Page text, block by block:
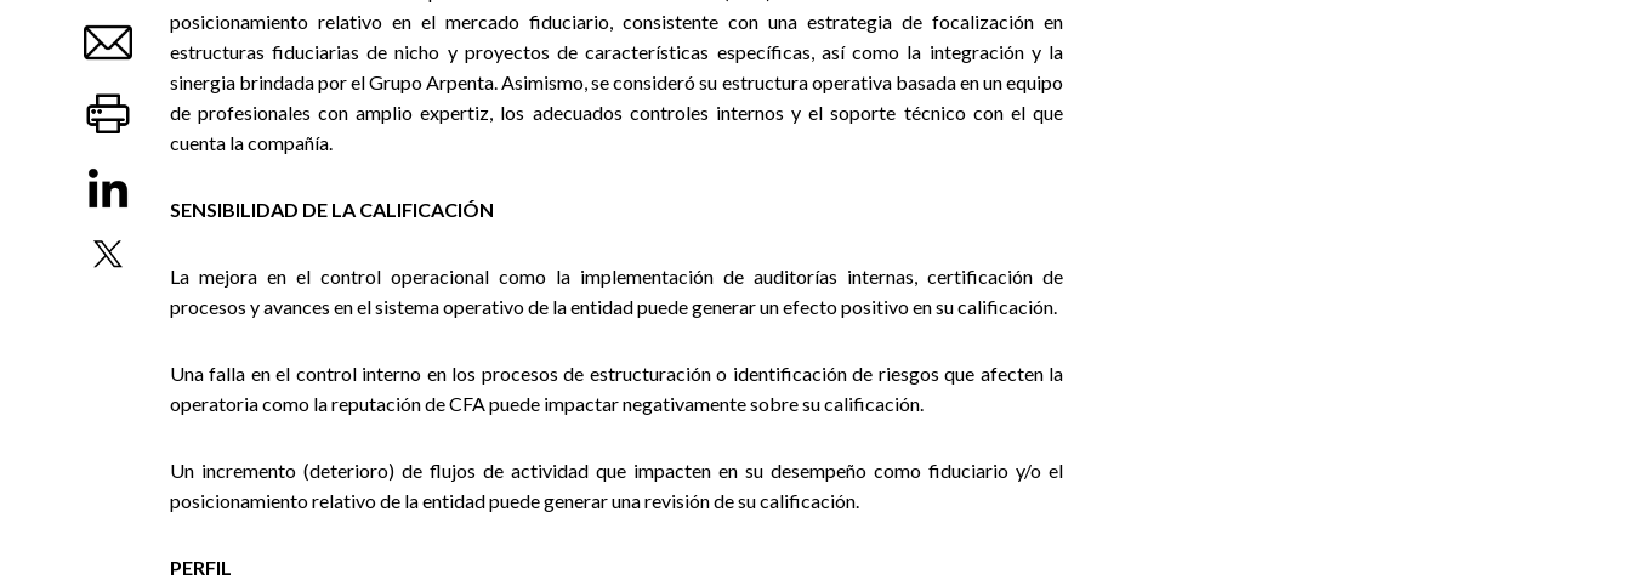
posicionamiento relativo en el mercado fiduciario, consistente con una estrategia de focalización en
estructuras fiduciarias de nicho y proyectos de características específicas, así como la integración y la
sinergia brindada por el Grupo Arpenta. Asimismo, se consideró su estructura operativa basada en un equipo
de profesionales con amplio expertiz, los adecuados controles internos y el soporte técnico con el que
cuenta la compañía.
SENSIBILIDAD DE LA CALIFICACIÓN
La mejora en el control operacional como la implementación de auditorías internas, certificación de
procesos y avances en el sistema operativo de la entidad puede generar un efecto positivo en su calificación.
Una falla en el control interno en los procesos de estructuración o identificación de riesgos que afecten la
operatoria como la reputación de CFA puede impactar negativamente sobre su calificación.
Un incremento (deterioro) de flujos de actividad que impacten en su desempeño como fiduciario y/o el
posicionamiento relativo de la entidad puede generar una revisión de su calificación.
PERFIL